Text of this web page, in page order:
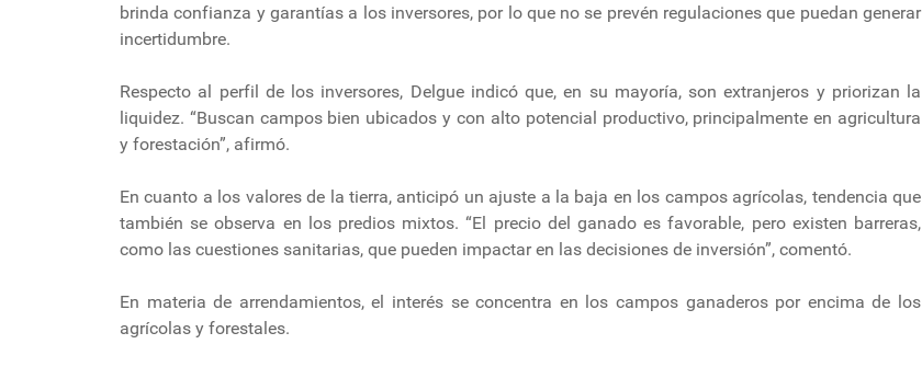
brinda confianza y garantías a los inversores, por lo que no se prevén regulaciones que puedan generar
incertidumbre.
Respecto al perfil de los inversores, Delgue indicó que, en su mayoría, son extranjeros y priorizan la
liquidez. “Buscan campos bien ubicados y con alto potencial productivo, principalmente en agricultura
y forestación”, afirmó.
En cuanto a los valores de la tierra, anticipó un ajuste a la baja en los campos agrícolas, tendencia que
también se observa en los predios mixtos. “El precio del ganado es favorable, pero existen barreras,
como las cuestiones sanitarias, que pueden impactar en las decisiones de inversión”, comentó.
En materia de arrendamientos, el interés se concentra en los campos ganaderos por encima de los
agrícolas y forestales.